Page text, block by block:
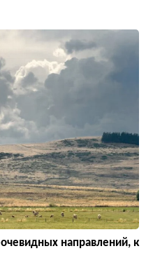
направлений, к